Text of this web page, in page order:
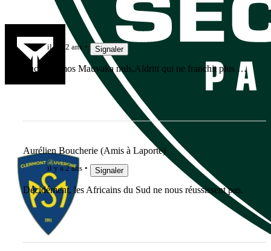
il y a 2 ans Signaler
Lucus Ramos Mauvaka nuls,Aldritt qui ne franchit plus …
Aurélien Boucherie (Amis à Laporte)
il y a 2 ans Signaler
Décidément, les Africains du Sud ne nous réussissent pas.